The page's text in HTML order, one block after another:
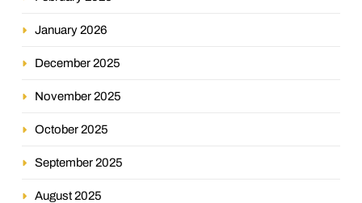
January 2026
December 2025
November 2025
October 2025
September 2025
August 2025